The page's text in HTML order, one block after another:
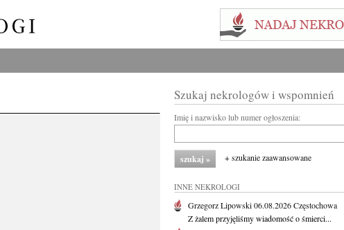
Szukaj nekrologów i wspomnień
Imię i nazwisko lub numer ogłoszenia:
+ szukanie zaawansowane
INNE NEKROLOGI
Grzegorz Lipowski06.08.2026Częstochowa
Z żalem przyjęliśmy wiadomość o śmierci...